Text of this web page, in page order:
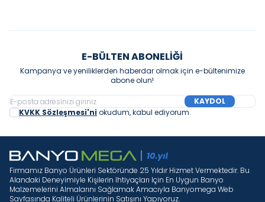
E-BÜLTEN ABONELIĞI
Kampanya ve yeniliklerden haberdar olmak için e-bültenimize
abone olun!
KAYDOL
KVKK Sözleşmesi'ni okudum, kabul ediyorum.
Firmamız Banyo Ürünleri Sektöründe 25 Yıldır Hizmet Vermektedir. Bu
Alandaki Deneyimiyle Kişilerin Ihtiyaçları Için En Uygun Banyo
Malzemelerini Almalarını Sağlamak Amacıyla Banyomega Web
Sayfasında Kaliteli Ürünlerinin Satışını Yapıyoruz.